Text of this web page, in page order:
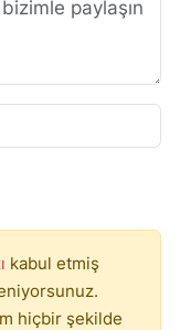
kabul etmiş
hiçbir şekilde